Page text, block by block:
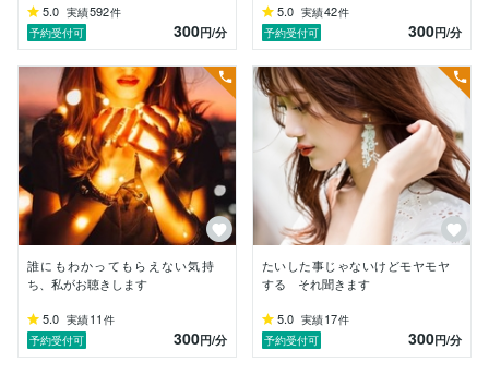
泣いた、苦しんだ、何とかしたかった。
だから心理学に興味を持ちましたし、カウンセラーとい
う仕事に
全力を注げていると感じます。
相談して下さる皆さんの苦しい気持ちが手に取る様にわ
かって、
私なら寄り添える、
そう感じているからだと思います。
５３歳で新しい職業に船出した私ですが、不安はありま
せん。
皆さんのお力になれるココナラという場を与えて頂き、
今、水を得た魚の様です。
どうぞお気軽にお電話下さい。
5.0 実績592件
予約受付可
300円/分
5.0 実績42件
予約受付可
300円/分
誰にもわかってもらえない気持
ち、私がお聴きします
5.0 実績11 件
予約受付可
300円/分
たいした事じゃないけどモヤモヤ
する それ聞きます
5.0 実績17件
予約受付可
300円/分